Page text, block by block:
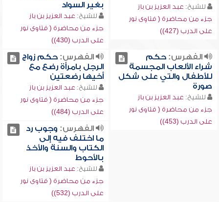
للشيخ: عبد العزيز بن باز
جزء من محاضرة ( فتاوى نور
على الدرب (427))
بغير السواد
للشيخ: عبد العزيز بن باز
جزء من محاضرة ( فتاوى نور
على الدرب (430))
الفهرس:حكم
شراء الألعاب المجسمة
للأطفال والتي على شكل
صورة
للشيخ: عبد العزيز بن باز
جزء من محاضرة ( فتاوى نور
على الدرب (453))
الفهرس:حكم زواج
الرجل بامرأة رضع مع
أخيها رضعتين
للشيخ: عبد العزيز بن باز
جزء من محاضرة ( فتاوى نور
على الدرب (484))
الفهرس: وجوب رد
ما اختلف فيه إلى
الكتاب والسنة والأخذ
بالأحوط
للشيخ: عبد العزيز بن باز
جزء من محاضرة ( فتاوى نور
على الدرب (532))